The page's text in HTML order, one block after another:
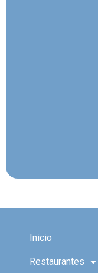
Inicio
Restaurantes